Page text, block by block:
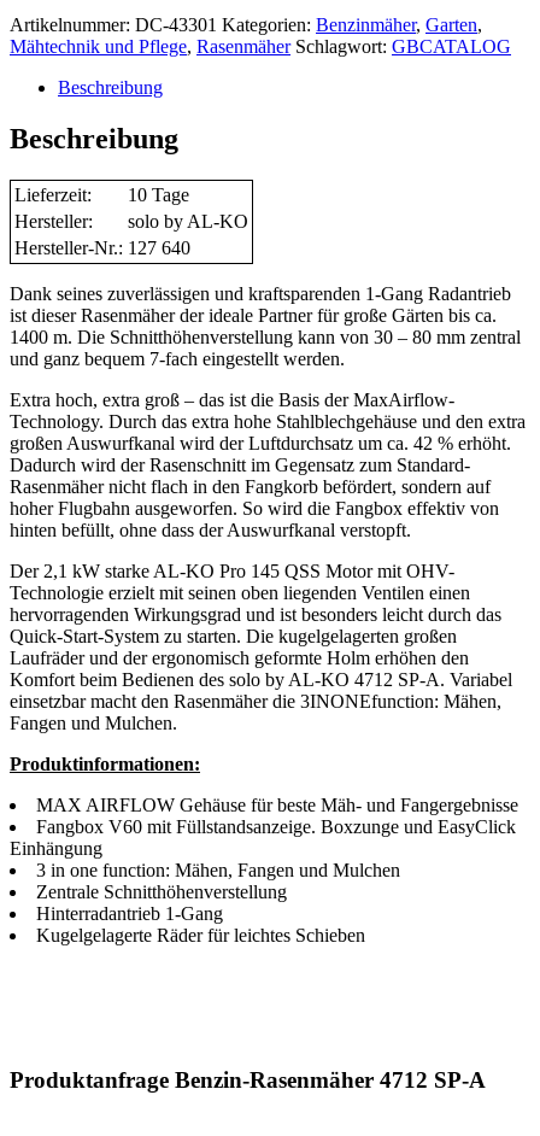
Artikelnummer: DC-43301 Kategorien: Benzinmäher, Garten,
Mähtechnik und Pflege, Rasenmäher Schlagwort: GBCATALOG
Beschreibung
Beschreibung
Lieferzeit:
10 Tage
Hersteller:
solo by AL-KO
Hersteller-Nr.: 127 640
Dank seines zuverlässigen und kraftsparenden 1-Gang Radantrieb
ist dieser Rasenmäher der ideale Partner für große Gärten bis ca.
1400 m. Die Schnitthöhenverstellung kann von 30 – 80 mm zentral
und ganz bequem 7-fach eingestellt werden.
Extra hoch, extra groß – das ist die Basis der MaxAirflow-
Technology. Durch das extra hohe Stahlblechgehäuse und den extra
großen Auswurfkanal wird der Luftdurchsatz um ca. 42 % erhöht.
Dadurch wird der Rasenschnitt im Gegensatz zum Standard-
Rasenmäher nicht flach in den Fangkorb befördert, sondern auf
hoher Flugbahn ausgeworfen. So wird die Fangbox effektiv von
hinten befüllt, ohne dass der Auswurfkanal verstopft.
Der 2,1 kW starke AL-KO Pro 145 QSS Motor mit OHV-
Technologie erzielt mit seinen oben liegenden Ventilen einen
hervorragenden Wirkungsgrad und ist besonders leicht durch das
Quick-Start-System zu starten. Die kugelgelagerten großen
Laufräder und der ergonomisch geformte Holm erhöhen den
Komfort beim Bedienen des solo by AL-KO 4712 SP-A. Variabel
einsetzbar macht den Rasenmäher die 3INONEfunction: Mähen,
Fangen und Mulchen.
Produktinformationen:
MAX AIRFLOW Gehäuse für beste Mäh- und Fangergebnisse
Fangbox V60 mit Füllstandsanzeige. Boxzunge und EasyClick
Einhängung
3 in one function: Mähen, Fangen und Mulchen
Zentrale Schnitthöhenverstellung
Hinterradantrieb 1-Gang
Kugelgelagerte Räder für leichtes Schieben
Produktanfrage Benzin-Rasenmäher 4712 SP-A